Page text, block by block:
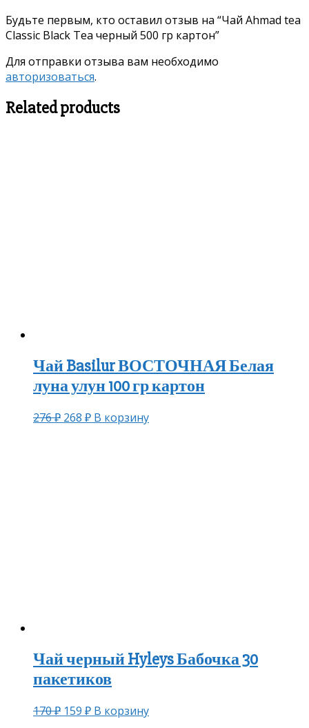
Будьте первым, кто оставил отзыв на “Чай Ahmad tea
Classic Black Tea черный 500 гр картон”
Для отправки отзыва вам необходимо
авторизоваться.
Related products
Чай Basilur ВОСТОЧНАЯ Белая
луна улун 100 гр картон
276₽ 268 ₽ В корзину
Чай черный Hyleys Бабочка 30
пакетиков
170₽ 159 ₽ В корзину